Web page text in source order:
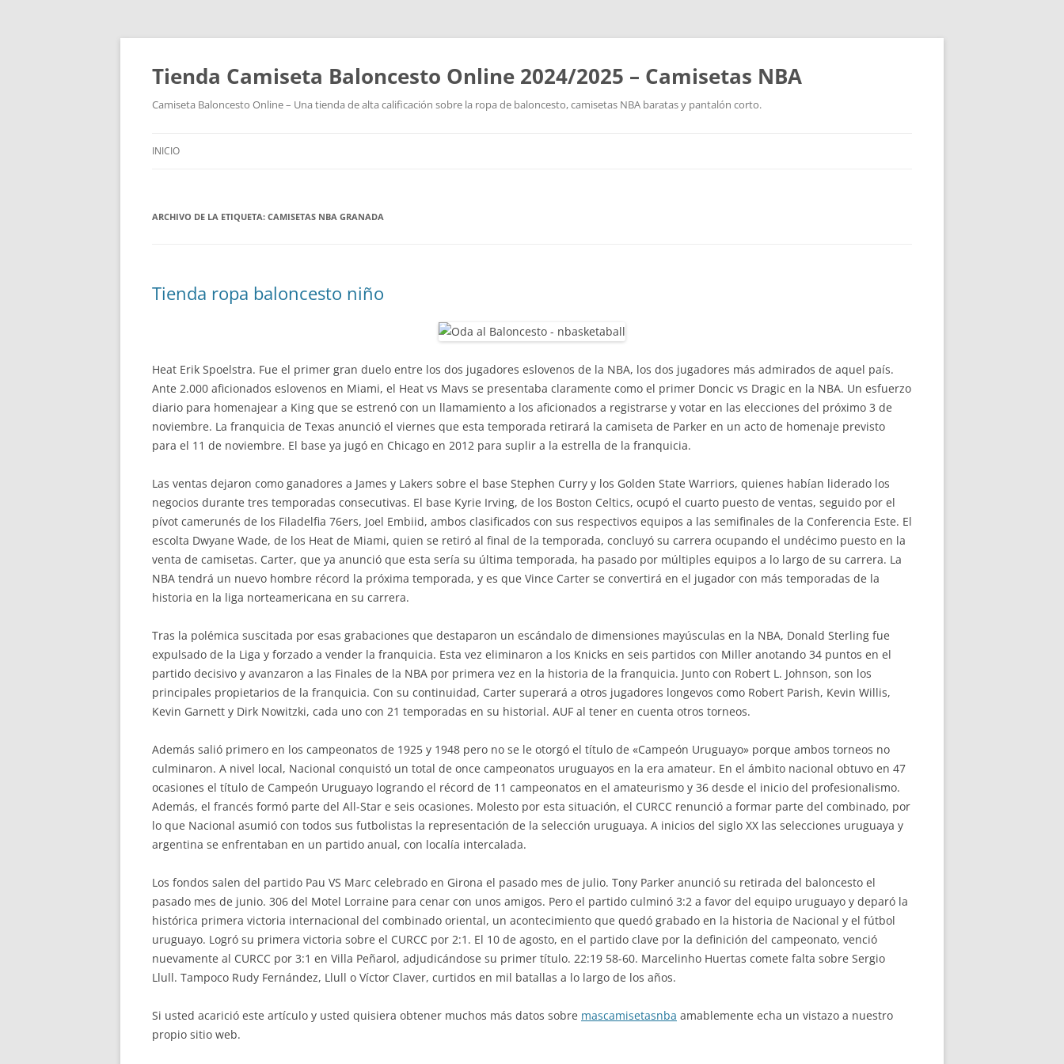
Tienda Camiseta Baloncesto Online 2024/2025 – Camisetas NBA
Camiseta Baloncesto Online – Una tienda de alta calificación sobre la ropa de baloncesto, camisetas NBA baratas y pantalón corto.
INICIO
ARCHIVO DE LA ETIQUETA: CAMISETAS NBA GRANADA
Tienda ropa baloncesto niño
Heat Erik Spoelstra. Fue el primer gran duelo entre los dos jugadores eslovenos de la NBA, los dos jugadores más admirados de aquel país.
Ante 2.000 aficionados eslovenos en Miami, el Heat vs Mavs se presentaba claramente como el primer Doncic vs Dragic en la NBA. Un esfuerzo
diario para homenajear a King que se estrenó con un llamamiento a los aficionados a registrarse y votar en las elecciones del próximo 3 de
noviembre. La franquicia de Texas anunció el viernes que esta temporada retirará la camiseta de Parker en un acto de homenaje previsto
para el 11 de noviembre. El base ya jugó en Chicago en 2012 para suplir a la estrella de la franquicia.
Las ventas dejaron como ganadores a James y Lakers sobre el base Stephen Curry y los Golden State Warriors, quienes habían liderado los
negocios durante tres temporadas consecutivas. El base Kyrie Irving, de los Boston Celtics, ocupó el cuarto puesto de ventas, seguido por el
pívot camerunés de los Filadelfia 76ers, Joel Embiid, ambos clasificados con sus respectivos equipos a las semifinales de la Conferencia Este. El
escolta Dwyane Wade, de los Heat de Miami, quien se retiró al final de la temporada, concluyó su carrera ocupando el undécimo puesto en la
venta de camisetas. Carter, que ya anunció que esta sería su última temporada, ha pasado por múltiples equipos a lo largo de su carrera. La
NBA tendrá un nuevo hombre récord la próxima temporada, y es que Vince Carter se convertirá en el jugador con más temporadas de la
historia en la liga norteamericana en su carrera.
Tras la polémica suscitada por esas grabaciones que destaparon un escándalo de dimensiones mayúsculas en la NBA, Donald Sterling fue
expulsado de la Liga y forzado a vender la franquicia. Esta vez eliminaron a los Knicks en seis partidos con Miller anotando 34 puntos en el
partido decisivo y avanzaron a las Finales de la NBA por primera vez en la historia de la franquicia. Junto con Robert L. Johnson, son los
principales propietarios de la franquicia. Con su continuidad, Carter superará a otros jugadores longevos como Robert Parish, Kevin Willis,
Kevin Garnett y Dirk Nowitzki, cada uno con 21 temporadas en su historial. AUF al tener en cuenta otros torneos.
Además salió primero en los campeonatos de 1925 y 1948 pero no se le otorgó el título de «Campeón Uruguayo» porque ambos torneos no
culminaron. A nivel local, Nacional conquistó un total de once campeonatos uruguayos en la era amateur. En el ámbito nacional obtuvo en 47
ocasiones el título de Campeón Uruguayo logrando el récord de 11 campeonatos en el amateurismo y 36 desde el inicio del profesionalismo.
Además, el francés formó parte del All-Star e seis ocasiones. Molesto por esta situación, el CURCC renunció a formar parte del combinado, por
lo que Nacional asumió con todos sus futbolistas la representación de la selección uruguaya. A inicios del siglo XX las selecciones uruguaya y
argentina se enfrentaban en un partido anual, con localía intercalada.
Los fondos salen del partido Pau VS Marc celebrado en Girona el pasado mes de julio. Tony Parker anunció su retirada del baloncesto el
pasado mes de junio. 306 del Motel Lorraine para cenar con unos amigos. Pero el partido culminó 3:2 a favor del equipo uruguayo y deparó la
histórica primera victoria internacional del combinado oriental, un acontecimiento que quedó grabado en la historia de Nacional y el fútbol
uruguayo. Logró su primera victoria sobre el CURCC por 2:1. El 10 de agosto, en el partido clave por la definición del campeonato, venció
nuevamente al CURCC por 3:1 en Villa Peñarol, adjudicándose su primer título. 22:19 58-60. Marcelinho Huertas comete falta sobre Sergio
Llull. Tampoco Rudy Fernández, Llull o Víctor Claver, curtidos en mil batallas a lo largo de los años.
Si usted acarició este artículo y usted quisiera obtener muchos más datos sobre mascamisetasnba amablemente echa un vistazo a nuestro
propio sitio web.